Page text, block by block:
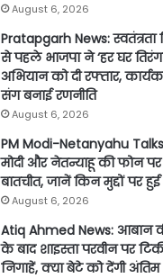
August 6, 2026
Pratapgarh News: स्वतंत्रता
से पहले भाजपा ने ‘हर घर
अभियान को दी रफ्तार,
संग बनाई रणनीति
August 6, 2026
PM Modi-Netanyahu
मोदी और नेतन्याहू की फोन पर
बातचीत, जानें किन मुद्दों पर हुई
August 6, 2026
Atiq Ahmed News: आबान
के बाद शाइस्ता परवीन पर
निगाहें, क्या बेटे को देंगी अंतिम